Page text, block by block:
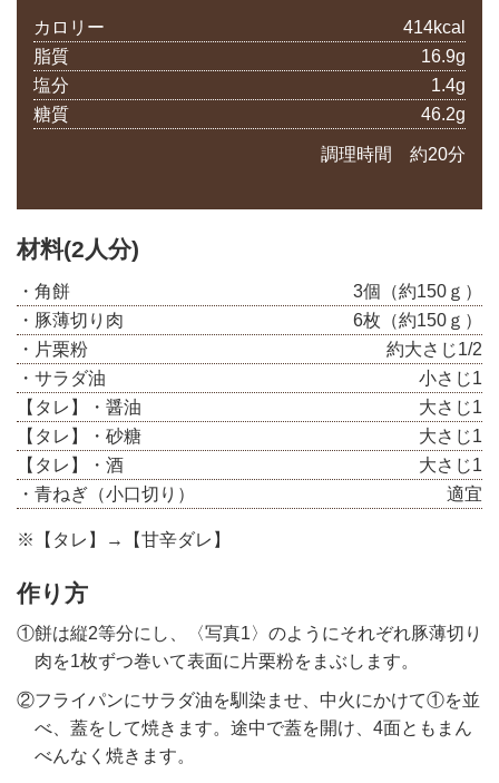
カロリー
414kcal
脂質
16.9g
塩分
1.4g
糖質
46.2g
調理時間 約20分
材料(2人分)
・角餅
3個（約150ｇ）
・豚薄切り肉
6枚（約150ｇ）
・片栗粉
約大さじ1/2
・サラダ油
小さじ1
【タレ】・醤油
大さじ1
【タレ】・砂糖
大さじ1
【タレ】・酒
大さじ1
・青ねぎ（小口切り）
適宜
※【タレ】→【甘辛ダレ】
作り方
①餅は縦2等分にし、〈写真1〉のようにそれぞれ豚薄切り
肉を1枚ずつ巻いて表面に片栗粉をまぶします。
②フライパンにサラダ油を馴染ませ、中火にかけて①を並
べ、蓋をして焼きます。途中で蓋を開け、4面ともまん
べんなく焼きます。